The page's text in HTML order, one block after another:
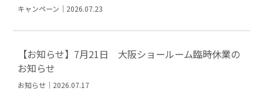
キャンペーン｜2026.07.23
【お知らせ】7月21日 大阪ショールーム臨時休業の
お知らせ
お知らせ｜2026.07.17